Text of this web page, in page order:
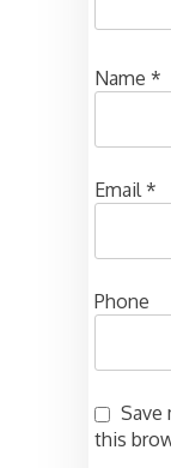
Name *
Email *
Phone
Save
this